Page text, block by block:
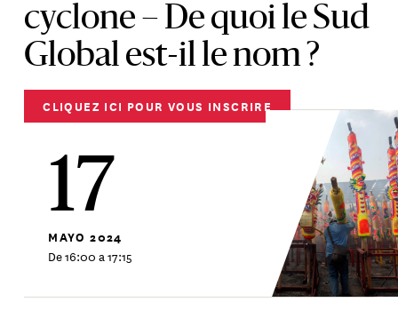
cyclone – De quoi le Sud
Global est-il le nom ?
CLIQUEZ ICI POUR VOUS INSCRIRE
17
MAYO 2024
De 16:00 a 17:15